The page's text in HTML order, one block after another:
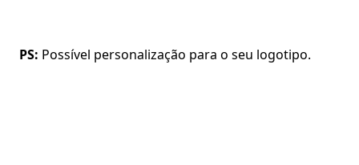
PS: Possível personalização para o seu logotipo.